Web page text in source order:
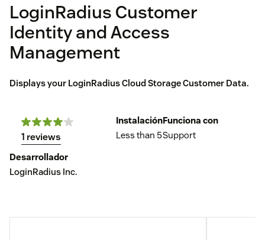
LoginRadius Customer
Identity and Access
Management
Displays your LoginRadius Cloud Storage Customer Data.
1 reviews
Instalación
Less than 5
Funciona con
Support
Desarrollador
LoginRadius Inc.